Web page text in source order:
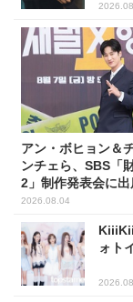
アン・ボヒョン＆
ンチェら、SBS「
2」制作発表会に出
(PHOTO7枚)
2026.08.04
ォト